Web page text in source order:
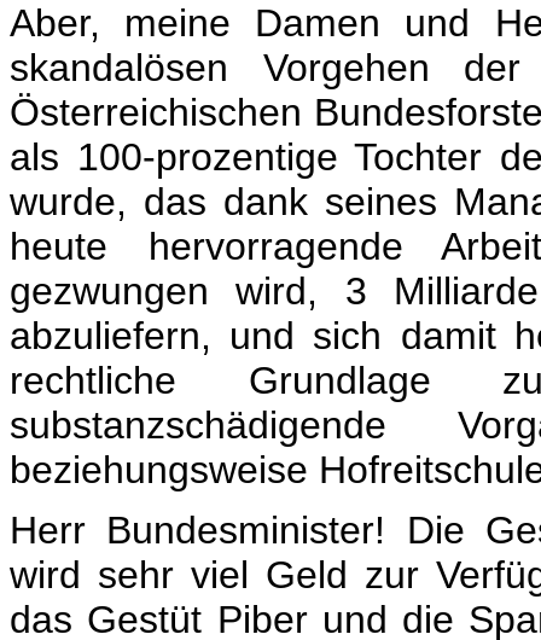
Aber, meine Damen und
skandalösen Vorgehen
Österreichischen
als 100-prozentige Tochter
wurde, das dank seines
heute hervorragende
gezwungen wird, 3
abzuliefern, und sich damit
rechtliche Grundlage
substanzschädigende
beziehungsweise
Herr Bundesminister! Die
wird sehr viel Geld zur
das Gestüt Piber und die